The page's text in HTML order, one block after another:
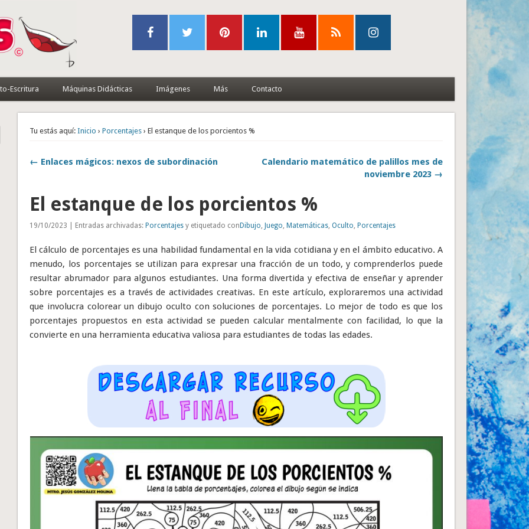
Escritura Máquinas Didácticas Imágenes Más Contacto
Tu estás aquí: Inicio ›Porcentajes › El estanque de los porcientos %
← Enlaces mágicos: nexos de subordinación
Calendario matemático de palillos mes de
noviembre 2023 →
El estanque de los porcientos %
19/10/2023 | Entradas archivadas:Porcentajes y etiquetado conDibujo,Juego,Matemáticas,Oculto,Porcentajes
El cálculo de porcentajes es una habilidad fundamental en la vida cotidiana y en el ámbito educativo. A
menudo, los porcentajes se utilizan para expresar una fracción de un todo, y comprenderlos puede
resultar abrumador para algunos estudiantes. Una forma divertida y efectiva de enseñar y aprender
sobre porcentajes es a través de actividades creativas. En este artículo, exploraremos una actividad
que involucra colorear un dibujo oculto con soluciones de porcentajes. Lo mejor de todo es que los
porcentajes propuestos en esta actividad se pueden calcular mentalmente con facilidad, lo que la
convierte en una herramienta educativa valiosa para estudiantes de todas las edades.